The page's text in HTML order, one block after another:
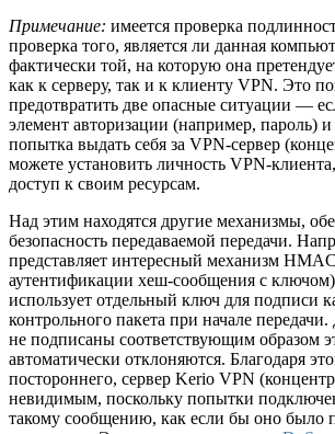
Примечание: имеется проверка
проверка того, является ли данная
фактически той, на которую она
как к серверу, так и к клиенту VPN. Это
предотвратить две опасные ситуации —
элемент авторизации (например, пароль) и
попытка выдать себя за VPN-сервер
можете установить личность VPN-
доступ к своим ресурсам.
Над этим находятся другие механизмы,
безопасность передаваемой передачи.
представляет интересный механизм
аутентификации хеш-сообщения с
использует отдельный ключ для подписи
контрольного пакета при начале
не подписаны соответствующим образом
автоматически отклоняются. Благодаря
постороннего, сервер Kerio VPN
невидимым, поскольку попытки
такому сообщению, как если бы оно было